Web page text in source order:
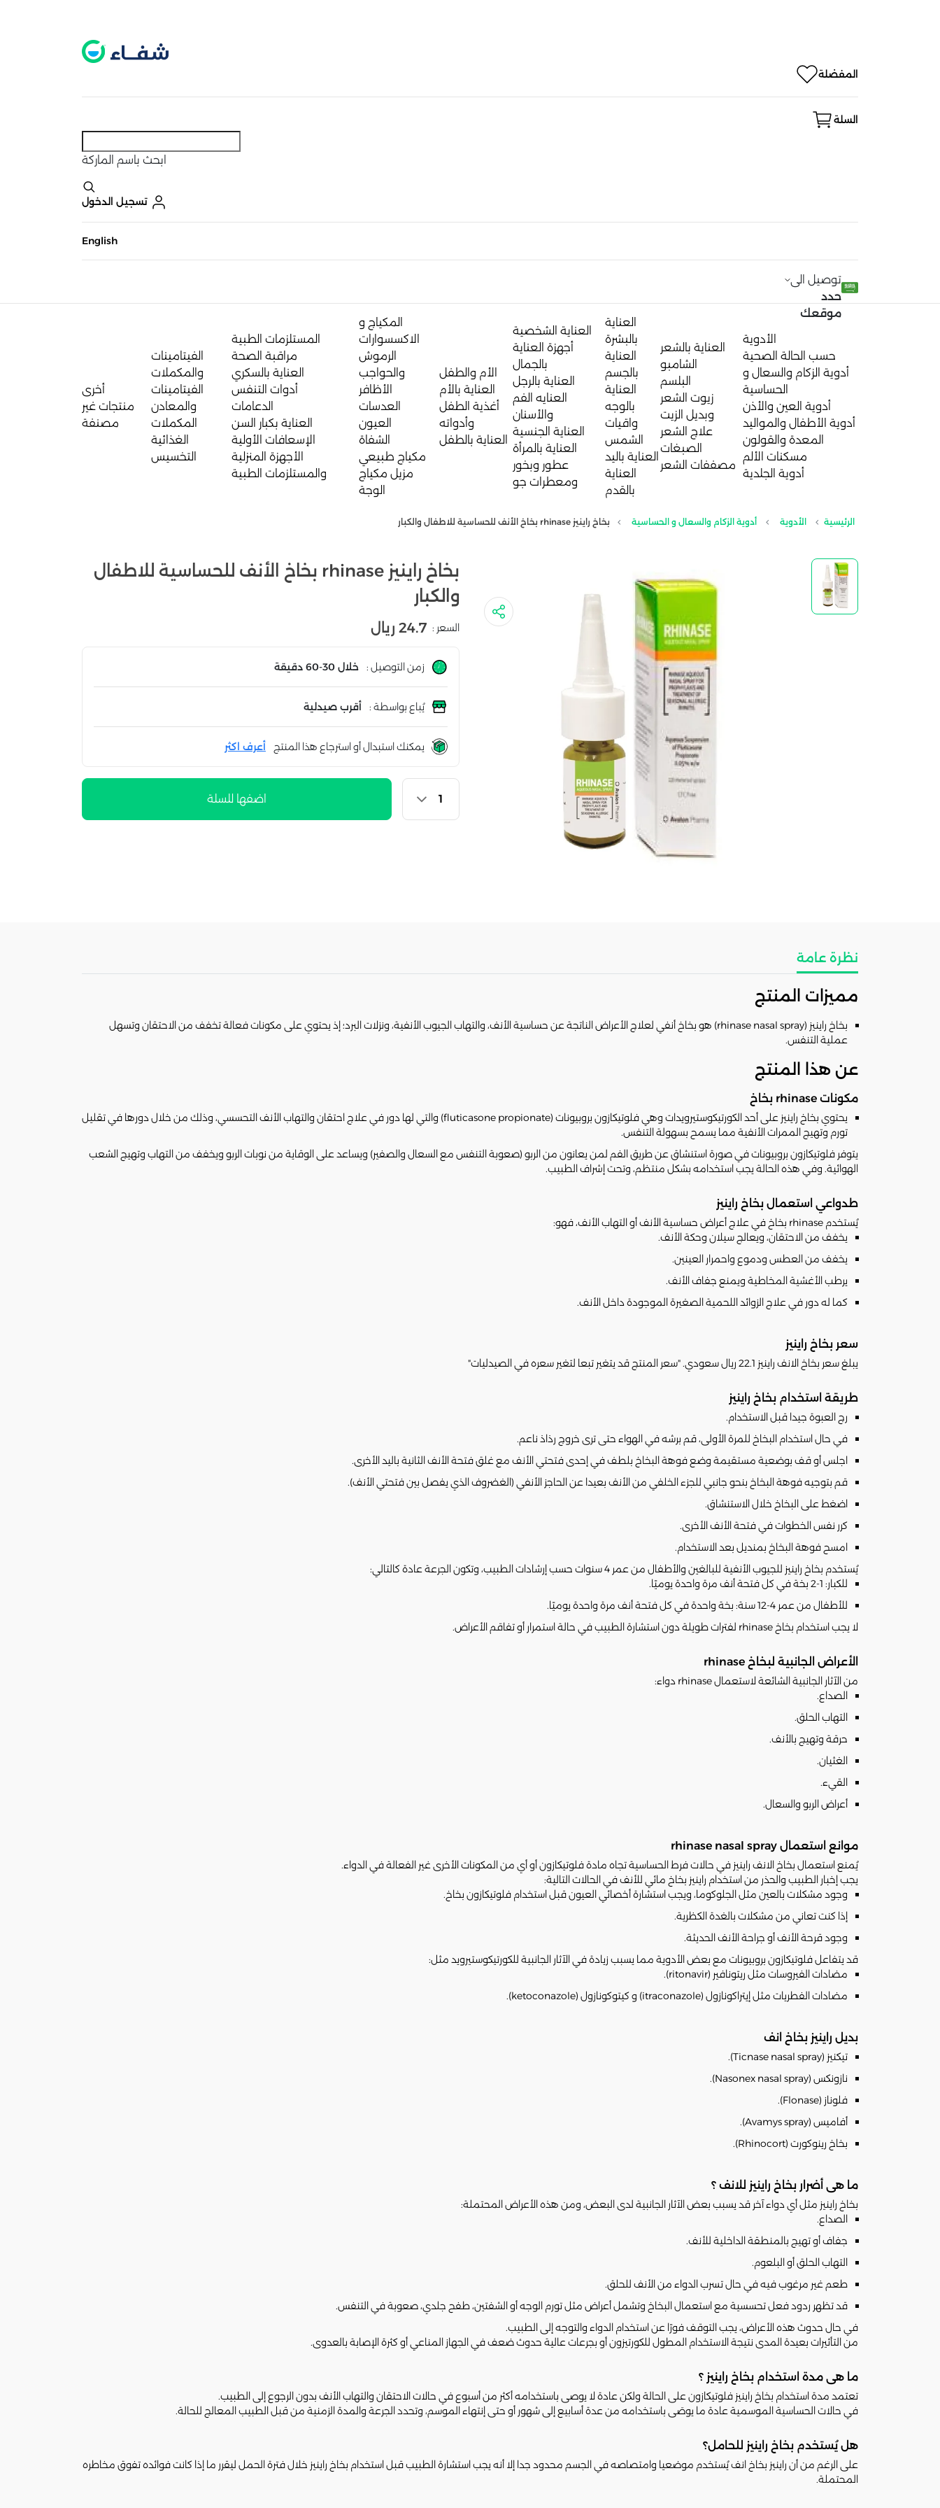
المفضلة
السلة
ابحث باسم الماركة
تسجيل الدخول
English
توصيل الى
حدد
موقعك
الأدوية
حسب الحالة الصحية
أدوية الزكام والسعال و
الحساسية
أدوية العين والأذن
أدوية الأطفال والمواليد
المعدة والقولون
مسكنات الألم
أدوية الجلدية
العناية بالشعر
الشامبو
البلسم
زيوت الشعر
وبديل الزيت
علاج الشعر
الصبغات
مصففات الشعر
العناية
بالبشرة
العناية
بالجسم
العناية
بالوجه
واقيات
الشمس
العناية باليد
العناية
بالقدم
العناية الشخصية
أجهزة العناية
بالجمال
العناية بالرجل
العنايه الفم
والأسنان
العناية الجنسية
العناية بالمرأة
عطور وبخور
ومعطرات جو
الأم والطفل
العناية بالأم
أغذية الطفل
وأدواته
العناية بالطفل
المكياج و
الاكسسوارات
الرموش
والحواجب
الأظافر
العدسات
العيون
الشفاة
مكياج طبيعي
مزيل مكياج
الوجة
المستلزمات الطبية
مراقبة الصحة
العناية بالسكري
أدوات التنفس
الدعامات
العناية بكبار السن
الإسعافات الأولية
الأجهزة المنزلية
والمستلزمات الطبية
الفيتامينات
والمكملات
الفيتامينات
والمعادن
المكملات
الغذائية
التخسيس
أخرى
منتجات غير
مصنفة
الرئيسية الأدوية أدوية الزكام والسعال و الحساسية بخاخ راينيز rhinase بخاخ الأنف للحساسية للاطفال والكبار
بخاخ راينيز rhinase بخاخ الأنف للحساسية للاطفال
والكبار
السعر : 24.7 ريال
زمن التوصيل : خلال 30-60 دقيقة
يُباع بواسطة : أقرب صيدلية
يمكنك استبدال أو استرجاع هذا المنتج أعرف اكثر
اضفها للسلة
نظرة عامة
مميزات المنتج
بخاخ راينيز (rhinase nasal spray) هو بخاخ أنفي لعلاج الأعراض الناتجة عن حساسية الأنف، والتهاب الجيوب الأنفية، ونزلات البرد؛ إذ يحتوي على مكونات فعالة تخفف من الاحتقان وتسهل
عملية التنفس.
عن هذا المنتج
مكونات rhinase بخاخ
يحتوي بخاخ راينيز على أحد الكورتيكوستيرويدات وهي فلوتيكازون بروبيونات (fluticasone propionate) والتي لها دور في علاج احتقان والتهاب الأنف التحسسي، وذلك من خلال دورها في تقليل
تورم وتهيج الممرات الأنفية مما يسمح بسهولة التنفس.
يتوفر فلوتيكازون بروبيونات في صورة استنشاق عن طريق الفم لمن يعانون من الربو (صعوبة التنفس مع السعال والصفير) ويساعد على الوقاية من نوبات الربو ويخفف من التهاب وتهيج الشعب
الهوائية. وفي هذه الحالة يجب استخدامه بشكل منتظم، وتحت إشراف الطبيب.
طدواعي استعمال بخاخ راينيز
يُستخدم rhinase بخاخ في علاج أعراض حساسية الأنف أو التهاب الأنف، فهو:
يخفف من الاحتقان، ويعالج سيلان وحكة الأنف.
يخفف من العطس ودموع واحمرار العينين.
يرطب الأغشية المخاطية ويمنع جفاف الأنف.
كما له دور في علاج الزوائد اللحمية الصغيرة الموجودة داخل الأنف.
سعر بخاخ راينيز
يبلغ سعر بخاخ الانف راينيز 22.1 ريال سعودي. "سعر المنتج قد يتغير تبعا لتغير سعره في الصيدليات"
طريقة استخدام بخاخ راينيز
رج العبوة جيدا قبل الاستخدام.
في حال استخدام البخاخ للمرة الأولى، قم برشه في الهواء حتى ترى خروج رذاذ ناعم.
اجلس أو قف بوضعية مستقيمة وضع فوهة البخاخ بلطف في إحدى فتحتي الأنف مع غلق فتحة الأنف الثانية باليد الأخرى.
قم بتوجيه فوهة البخاخ بنحو جانبي للجزء الخلفي من الأنف بعيدا عن الحاجز الأنفي (الغضروف الذي يفصل بين فتحتي الأنف).
اضغط على البخاخ خلال الاستنشاق.
كرر نفس الخطوات في فتحة الأنف الأخرى.
امسح فوهة البخاخ بمنديل بعد الاستخدام.
يُستخدم بخاخ راينيز للجيوب الأنفية للبالغين والأطفال من عمر 4 سنوات حسب إرشادات الطبيب، وتكون الجرعة عادة كالتالي:
للكبار: 1-2 بخة في كل فتحة أنف مرة واحدة يوميًا.
للأطفال من عمر 4-12 سنة: بخة واحدة في كل فتحة أنف مرة واحدة يوميًا.
لا يجب استخدام بخاخ rhinase لفترات طويلة دون استشارة الطبيب في حالة استمرار أو تفاقم الأعراض.
الأعراض الجانبية لبخاخ rhinase
من الآثار الجانبية الشائعة لاستعمال rhinase دواء:
الصداع.
التهاب الحلق.
حرقة وتهيج بالأنف.
الغثيان.
القيء.
أعراض الربو والسعال.
موانع استعمال rhinase nasal spray
يُمنع استعمال بخاخ الانف راينيز في حالات فرط الحساسية تجاه مادة فلوتيكازون أو أي من المكونات الأخرى غير الفعالة في الدواء.
يجب إخبار الطبيب والحذر من استخدام راينيز بخاخ مائي للأنف في الحالات التالية:
وجود مشكلات بالعين مثل الجلوكوما، ويجب استشارة أخصائي العيون قبل استخدام فلوتيكازون بخاخ.
إذا كنت تعاني من مشكلات بالغدة الكظرية.
وجود قرحة الأنف أو جراحة الأنف الحديثة.
قد يتفاعل فلوتيكازون بروبيونات مع بعض الأدوية مما يسبب زيادة في الآثار الجانبية للكورتيكوستيرويد مثل:
مضادات الفيروسات مثل ريتونافير (ritonavir).
مضادات الفطريات مثل إيتراكونازول (itraconazole) و كيتوكونازول (ketoconazole).
بديل راينيز بخاخ انف
تيكنيز (Ticnase nasal spray).
نازونكس (Nasonex nasal spray).
فلوناز (Flonase).
أفاميس (Avamys spray).
بخاخ رينوكورت (Rhinocort).
ما هى أضرار بخاخ راينيز للانف ؟
بخاخ راينيز مثل أي دواء آخر قد يسبب بعض الآثار الجانبية لدى البعض، ومن هذه الأعراض المحتملة:
الصداع.
جفاف أو تهيج بالمنطقة الداخلية للأنف.
التهاب الحلق أو البلعوم.
طعم غير مرغوب فيه في حال تسرب الدواء من الأنف للحلق.
قد تظهر ردود فعل تحسسية مع استعمال البخاخ وتشمل أعراض مثل تورم الوجه أو الشفتين، طفح جلدي، صعوبة في التنفس.
في حال حدوث هذه الأعراض، يجب التوقف فورًا عن استخدام الدواء والتوجه إلى الطبيب.
من التأثيرات بعيدة المدى نتيجة الاستخدام المطول للكورتيزون أو بجرعات عالية حدوث ضعف في الجهاز المناعي أو كثرة الإصابة بالعدوى.
ما هى مدة استخدام بخاخ راينيز ؟
تعتمد مدة استخدام بخاخ راينيز فلوتيكازون على الحالة ولكن عادة لا يوصى باستخدامه أكثر من أسبوع في حالات الاحتقان والتهاب الأنف بدون الرجوع إلى الطبيب.
في حالات الحساسية الموسمية عادة ما يوصَى باستخدامه من عدة أسابيع إلى شهور أو حتى إنتهاء الموسم، وتحدد الجرعة والمدة الزمنية من قبل الطبيب المعالج للحالة.
هل يُستخدم بخاخ راينيز للحامل؟
على الرغم من أن راينيز بخاخ انف يُستخدم موضعيا وامتصاصه في الجسم محدود جدا إلا أنه يجب استشارة الطبيب قبل استخدام بخاخ راينيز خلال فترة الحمل ليقرر ما إذا كانت فوائده تفوق مخاطره
المحتملة.